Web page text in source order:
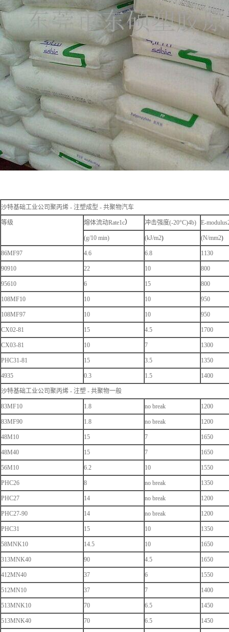
沙特基础工业公司聚丙烯 - 注塑成型 - 共聚物汽车
等级 熔体流动Rate1c） 冲击强度(-20°C)4b) E-
(g/10 min) (kJ/m2) (N/mm2)
86MF97 4.6 6.8 1130
90910 22 10 800
95610 6 15 800
108MF10 10 10 950
108MF97 10 10 950
CX02-81 15 4.5 1700
CX03-81 10 7 1300
PHC31-81 15 3.5 1350
4935 0.3 1.5 1400
沙特基础工业公司聚丙烯 - 注塑 - 共聚物一般
83MF10 1.8 no break 1200
83MF90 1.8 no break 1200
48M10 15 7 1650
48M40 15 7 1650
56M10 6.2 10 1550
PHC26 8 no break 1350
PHC27 14 no break 1200
PHC27-90 14 no break 1200
PHC31 15 10 1350
58MNK10 14.5 10 1650
313MNK40 90 4.5 1650
412MN40 37 6 1550
512MN10 37 7 1400
513MNK10 70 6.5 1450
513MNK40 70 6.5 1450